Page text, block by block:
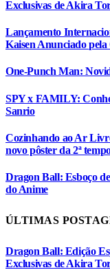
Exclusivas de Akira
Lançamento
Kaisen Anunciado
One-Punch Man:
SPY x FAMILY:
Sanrio
Cozinhando ao Ar
novo pôster da 2ª
Dragon Ball: Esboço
do Anime
ÚLTIMAS
Dragon Ball: Edição
Exclusivas de Akira